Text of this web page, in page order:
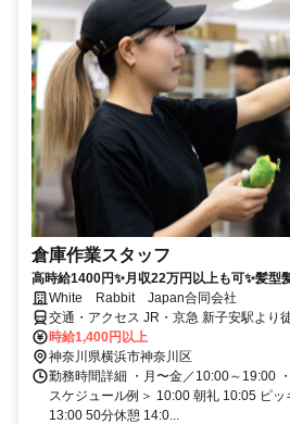
倉庫作業スタッフ
高時給1400円✨月収22万円以上も可✨髪型
White Rabbit Japan合同会社
交通・アクセス JR・京急 新子安駅より
時給1,400円以上
神奈川県横浜市神奈川区
勤務時間詳細 ・月〜金／10:00～19:00
スケジュール例＞ 10:00 朝礼 10:05 ピ
13:00 50分休憩 14:0...